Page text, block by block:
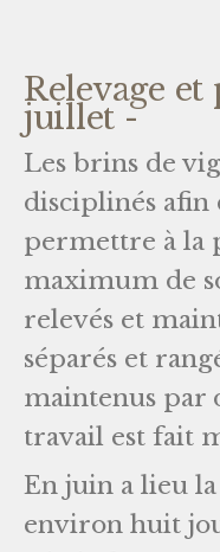
Relevage et
juillet -
Les brins de
disciplinés afin
permettre à la
maximum de
relevés et
séparés et
maintenus par
travail est fait
En juin a lieu
environ huit